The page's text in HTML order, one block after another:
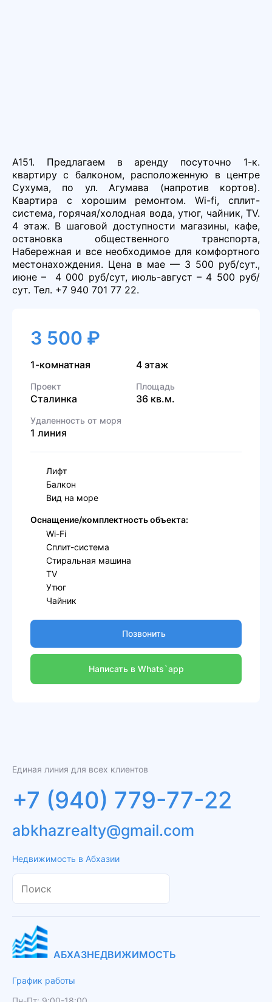
А151. Предлагаем в аренду посуточно 1-к.
квартиру с балконом, расположенную в центре
Сухума, по ул. Агумава (напротив кортов).
Квартира с хорошим ремонтом. Wi-fi, сплит-
система, горячая/холодная вода, утюг, чайник, TV.
4 этаж. В шаговой доступности магазины, кафе,
остановка общественного транспорта,
Набережная и все необходимое для комфортного
местонахождения. Цена в мае — 3 500 руб/сут.,
июне – 4 000 руб/сут, июль-август – 4 500 руб/
сут. Тел. +7 940 701 77 22.
3 500 ₽
1-комнатная 4 этаж
Проект
Сталинка
Площадь
36 кв.м.
Удаленность от моря
1 линия
Лифт
Балкон
Вид на море
Оснащение/комплектность объекта:
Wi-Fi
Сплит-система
Стиральная машина
TV
Утюг
Чайник
Позвонить
Написать в Whats`app
Единая линия для всех клиентов
+7 (940) 779-77-22
Недвижимость в Абхазии
abkhazrealty@gmail.com
АБХАЗНЕДВИЖИМОСТЬ
График работы